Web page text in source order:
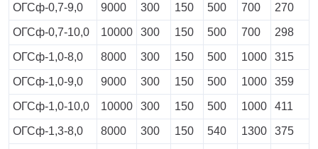
ОГСф-0,7-9,0 9000 300 150 500 700 270
ОГСф-0,7-10,0 10000 300 150 500 700 298
ОГСф-1,0-8,0 8000 300 150 500 1000 315
ОГСф-1,0-9,0 9000 300 150 500 1000 359
ОГСф-1,0-10,0 10000 300 150 500 1000 411
ОГСф-1,3-8,0 8000 300 150 540 1300 375